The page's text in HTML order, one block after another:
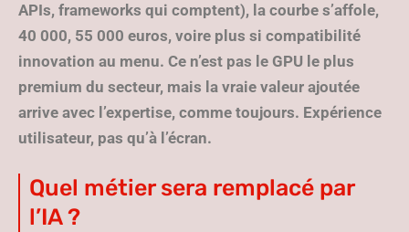
APIs, frameworks qui comptent), la courbe s’affole,
40 000, 55 000 euros, voire plus si compatibilité
innovation au menu. Ce n’est pas le GPU le plus
premium du secteur, mais la vraie valeur ajoutée
arrive avec l’expertise, comme toujours. Expérience
utilisateur, pas qu’à l’écran.
Quel métier sera remplacé par
l’IA ?